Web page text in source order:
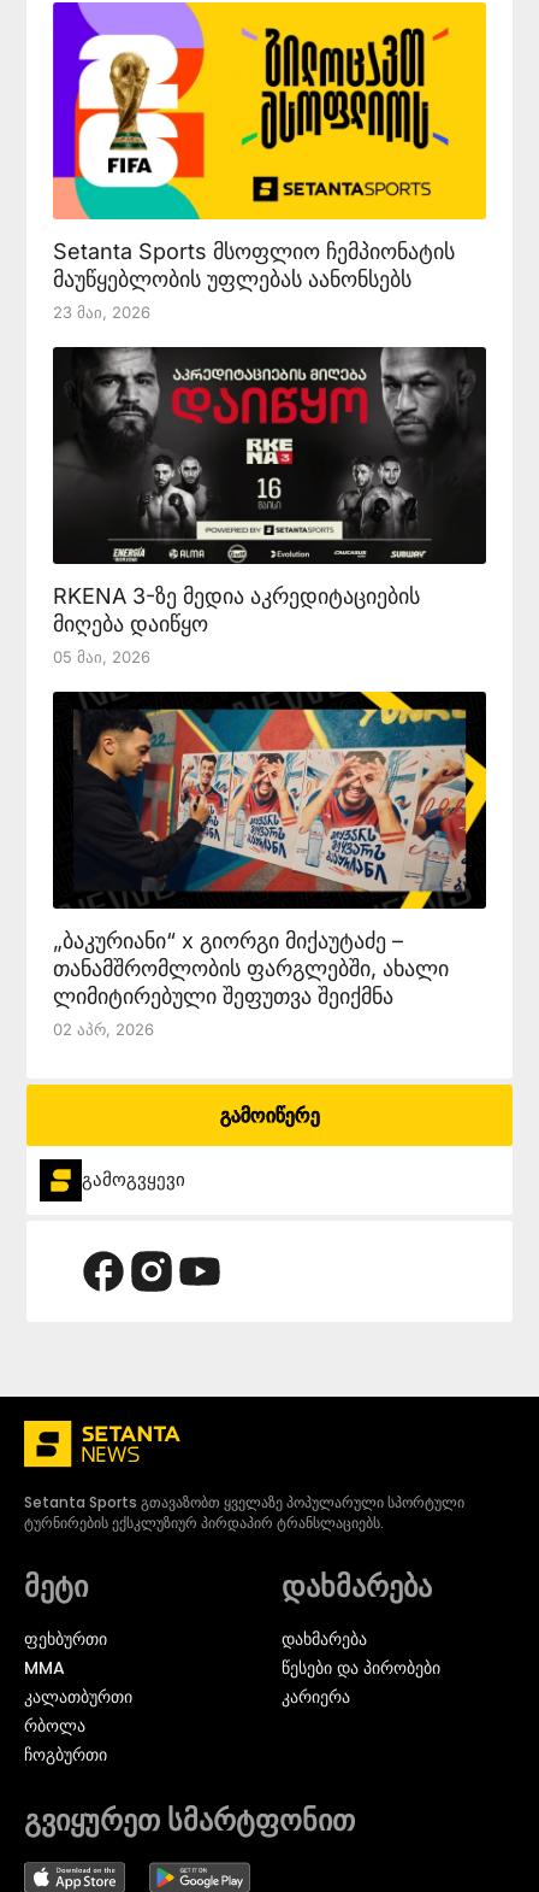
Setanta Sports მსოფლიო ჩემპიონატის
მაუწყებლობის უფლებას აანონსებს
23 Მაი, 2026
RKENA 3-ზე მედია აკრედიტაციების
მიღება დაიწყო
05 Მაი, 2026
„ბაკურიანი“ x გიორგი მიქაუტაძე –
თანამშრომლობის ფარგლებში, ახალი
ლიმიტირებული შეფუთვა შეიქმნა
02 Აპრ, 2026
გამოიწერე
გამოგვყევი
Setanta Sports გთავაზობთ ყველაზე პოპულარული სპორტული
ტურნირების ექსკლუზიურ პირდაპირ ტრანსლაციებს.
მეტი
ᲤᲔᲮᲑᲣᲠᲗᲘ
MMA
ᲙᲐᲚᲐᲗᲑᲣᲠᲗᲘ
ᲠᲑᲝᲚᲐ
ᲩᲝᲒᲑᲣᲠᲗᲘ
დახმარება
დახმარება
წესები და პირობები
კარიერა
გვიყურეთ სმარტფონით